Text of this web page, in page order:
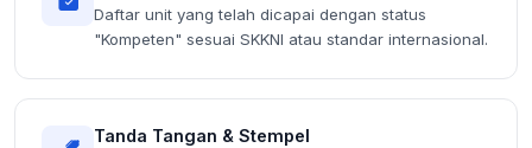
Daftar unit yang telah dicapai dengan status
"Kompeten" sesuai SKKNI atau standar internasional.
Tanda Tangan & Stempel